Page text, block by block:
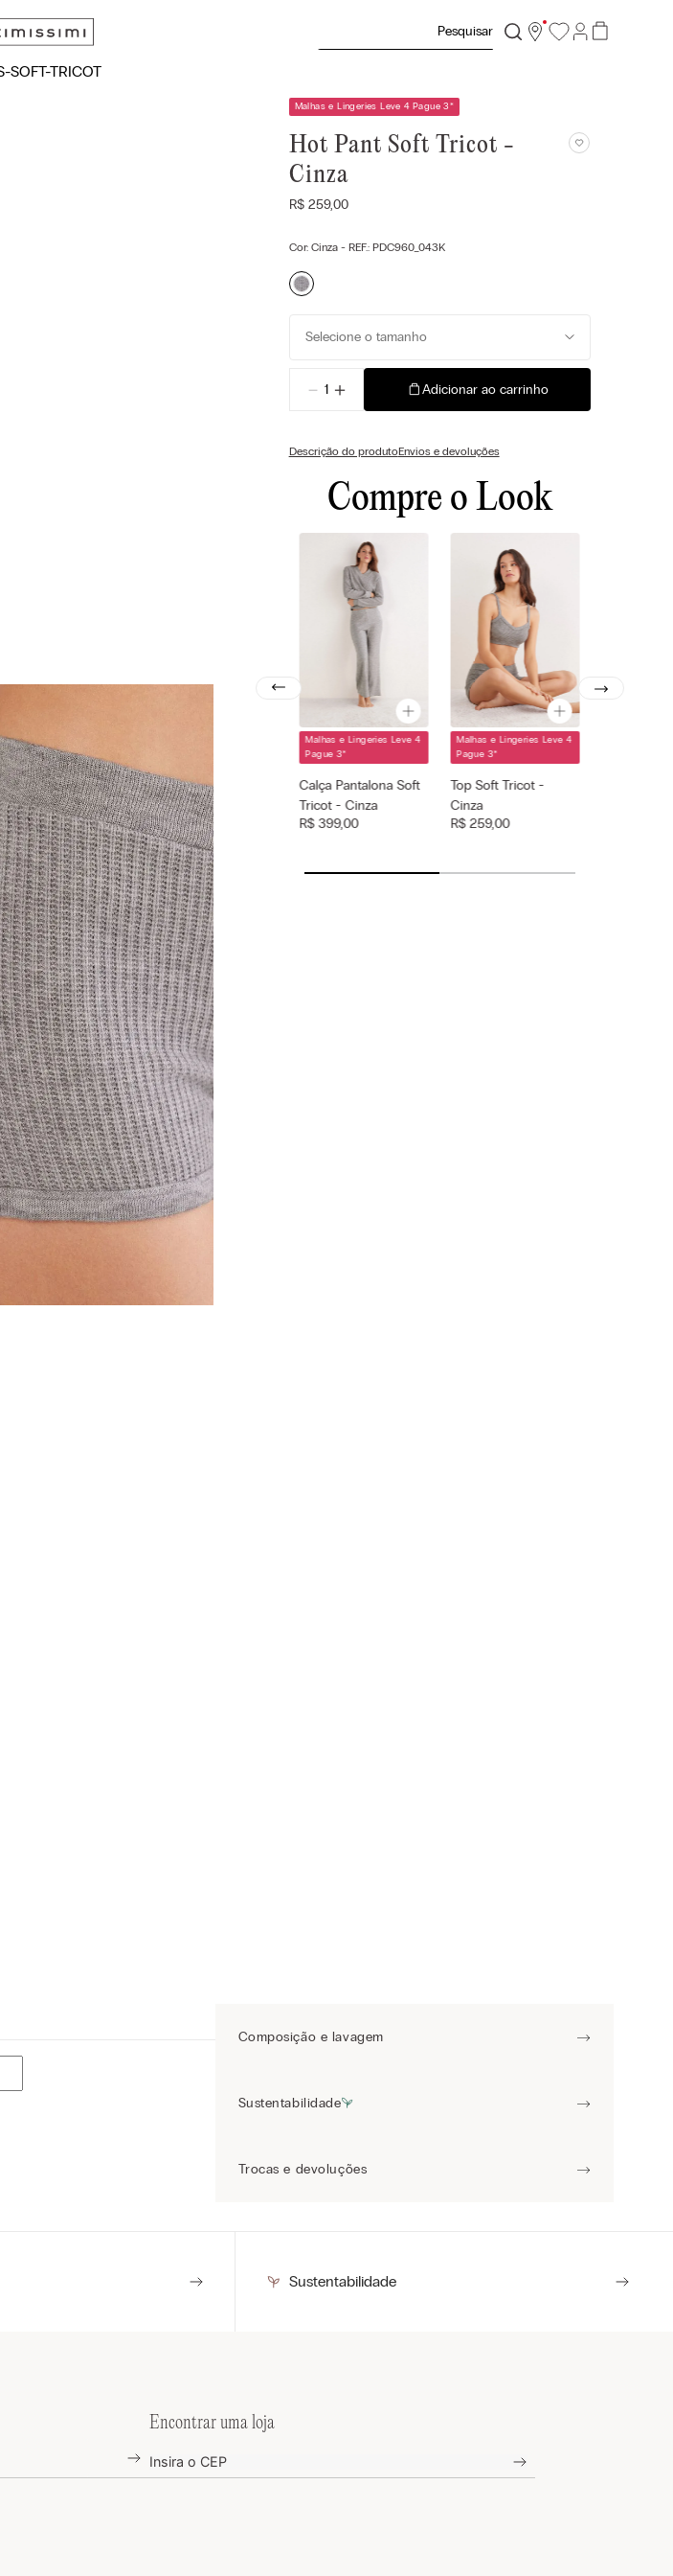
Malhas e Lingeries Leve 4 Pague 3*
Hot Pant Soft Tricot -
Cinza
R$ 259,00
Cor: Cinza- REF.: PDC960_043K
Selecione o tamanho
＋
－ Adicionar ao carrinho
Descrição do produtoEnvios e devoluções
Compre o Look
Cor selecionada
Cinza - 043k -
Sweater Grey
Mel.
Tamanho
Malhas e Lingeries Leve 4
Pague 3*
Calça Pantalona Soft
Tricot - Cinza
R$ 399,00
Cor selecionada
Cinza - 043k -
Sweater Grey
Mel.
Tamanho
Malhas e Lingeries Leve 4
Pague 3*
Top Soft Tricot -
Cinza
R$ 259,00
Composição e lavagem
Sustentabilidade
Trocas e devoluções
Sustentabilidade
Encontrar uma loja